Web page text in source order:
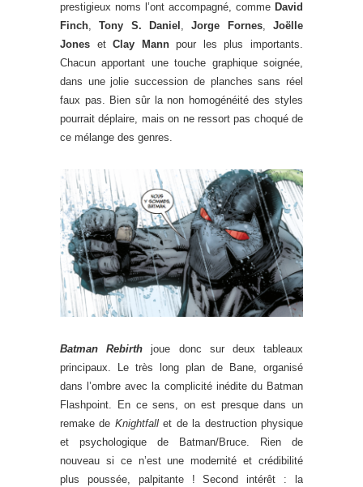
prestigieux noms l’ont accompagné, comme David
Finch,Tony S. Daniel ,Jorge Fornes,Joëlle
Jones etClay Mannpour les plus importants.
Chacun apportant une touche graphique soignée,
dans une jolie succession de planches sans réel
faux pas. Bien sûr la non homogénéité des styles
pourrait déplaire, mais on ne ressort pas choqué de
ce mélange des genres.
Batman Rebirthjoue donc sur deux tableaux
principaux. Le très long plan de Bane, organisé
dans l’ombre avec la complicité inédite du Batman
Flashpoint. En ce sens, on est presque dans un
remake de Knightfallet de la destruction physique
et psychologique de Batman/Bruce. Rien de
nouveau si ce n’est une modernité et crédibilité
plus poussée, palpitante ! Second intérêt : la